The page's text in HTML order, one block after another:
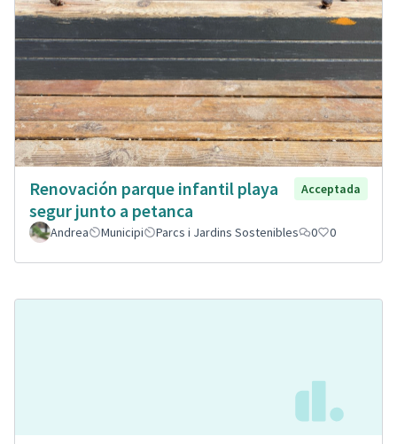
Renovación parque infantil playa
segur junto a petanca
Acceptada
Andrea Municipi Parcs i Jardins Sostenibles 0 0